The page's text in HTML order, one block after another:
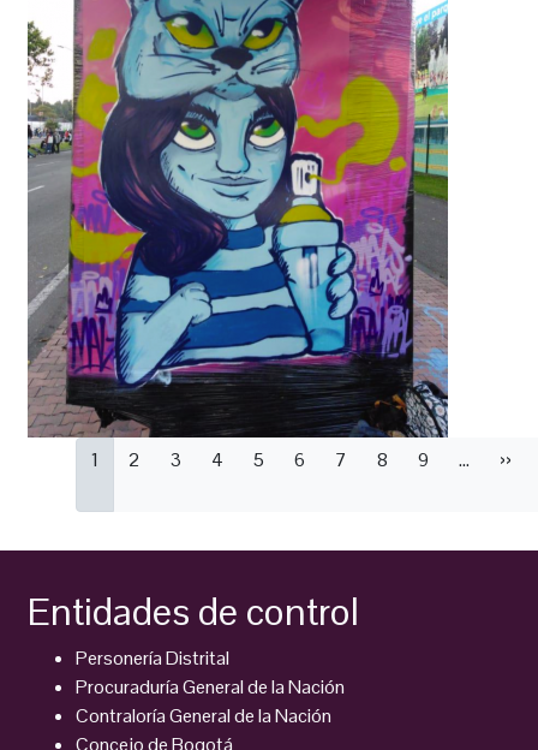
Paginación
Página
1 Página
2 Página
3 Página
4 Página
5 Página
6 Página
7 Página
8 Página
9 … ››
Entidades de control
Personería Distrital
Procuraduría General de la Nación
Contraloría General de la Nación
Concejo de Bogotá